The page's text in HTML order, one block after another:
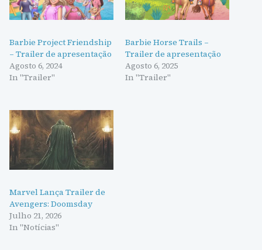
Barbie Project Friendship
– Trailer de apresentação
Agosto 6, 2024
In "Trailer"
Barbie Horse Trails –
Trailer de apresentação
Agosto 6, 2025
In "Trailer"
Marvel Lança Trailer de
Avengers: Doomsday
Julho 21, 2026
In "Notícias"